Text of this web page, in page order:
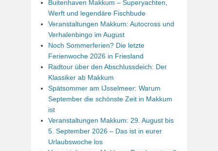
Buitenhaven Makkum – Superyachten,
Werft und legendäre Fischbude
Veranstaltungen Makkum: Autocross und
Verhalenbingo im August
Noch Sommerferien? Die letzte
Ferienwoche 2026 in Friesland
Radtour über den Abschlussdeich: Der
Klassiker ab Makkum
Spätsommer am IJsselmeer: Warum
September die schönste Zeit in Makkum
ist
Veranstaltungen Makkum: 29. August bis
5. September 2026 – Das ist in eurer
Urlaubswoche los